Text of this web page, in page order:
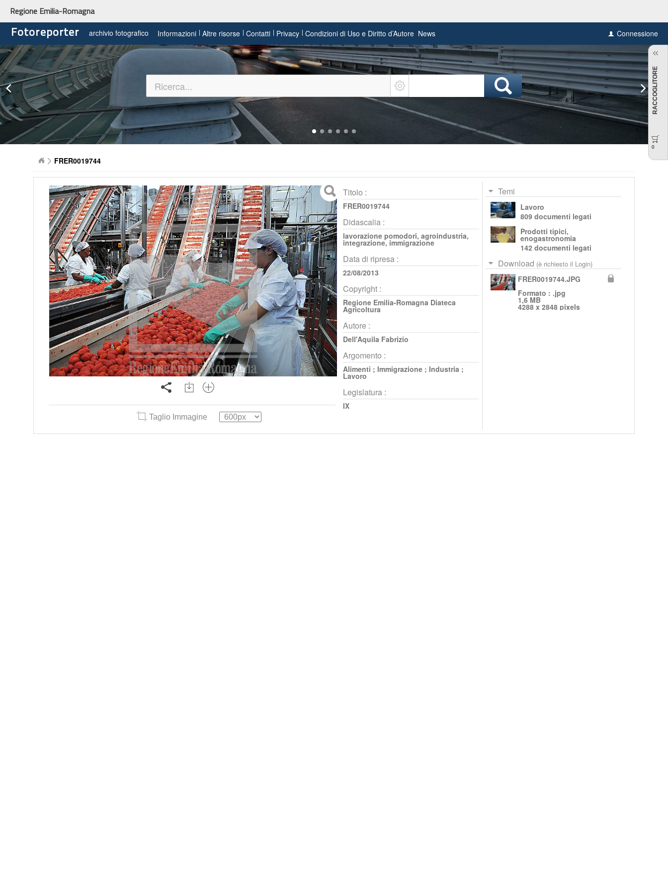
Regione Emilia-Romagna
Fotoreporter archivio fotografico Informazioni Altre risorse Contatti Privacy Condizioni di Uso e Diritto d’Autore News Connessione
FRER0019744
Taglio Immagine
Titolo :
FRER0019744
Didascalia :
lavorazione pomodori, agroindustria,
integrazione, immigrazione
Data di ripresa :
22/08/2013
Copyright :
Regione Emilia-Romagna Diateca
Agricoltura
Autore :
Dell'Aquila Fabrizio
Argomento :
Alimenti ; Immigrazione; Industria ;
Lavoro
Legislatura :
IX
Temi
Lavoro
809 documenti legati
Prodotti tipici,
enogastronomia
142 documenti legati
Download (è richiesto il Login)
FRER0019744.JPG
Formato : .jpg
1,6 MB
4288 x 2848 pixels
RACCOGLITORE
0